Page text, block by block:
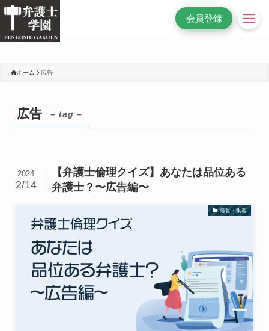
/* 変更前*/
会員登録
ホーム 広告
広告 – tag –
【弁護士倫理クイズ】あなたは品位ある
弁護士？〜広告編〜
2024
2/14
経営・集客